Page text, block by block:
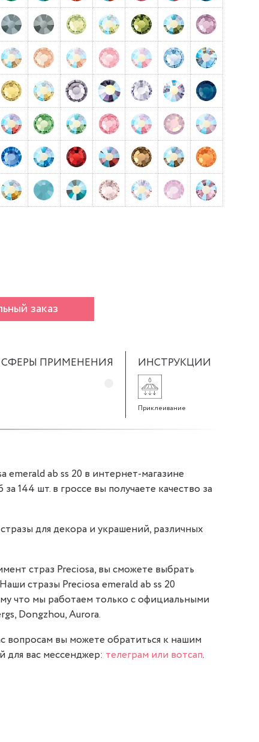
заказ
СФЕРЫ ПРИМЕНЕНИЯ ИНСТРУКЦИИ
Приклеивание
emerald ab ss 20 в интернет-магазине
144 шт. в гроссе вы получаете качество за
для декора и украшений, различных
страз Preciosa, вы сможете выбрать
стразы Preciosa emerald ab ss 20
что мы работаем только с официальными
Dongzhou, Aurora.
вопросам вы можете обратиться к нашим
для вас мессенджер: телеграм или вотсап.